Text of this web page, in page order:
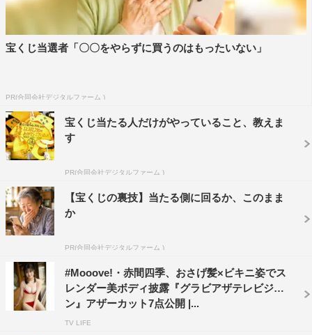
宝くじ当選者「〇〇をやらずに買うのはもったいない」
PR(合同会社デジタルファーム )
宝くじ当たる人だけがやっていること、教えま
す
PR(合同会社デジタルファーム )
【宝くじの裏技】当たる側に回るか、このまま
か
PR(合同会社デジタルファーム )
#Mooove!・赤間四季、おさげ髪×ビキニ姿でス
レンダー美ボディ披露『グラビアザテレビジョ
ン』アザーカット7点公開 |...
TV LIFE